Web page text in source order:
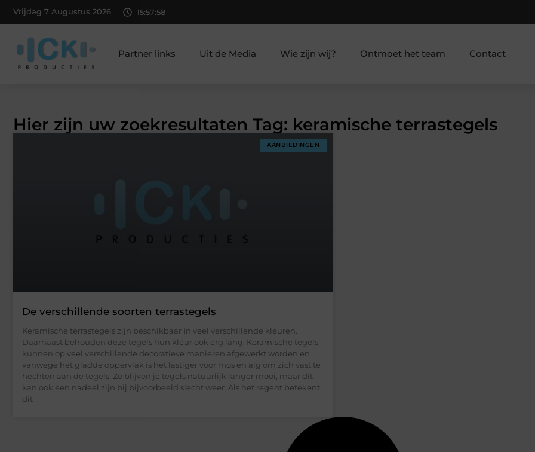
Vrijdag 7 Augustus 2026 15:57:59
Partner links Uit de Media Wie zijn wij? Ontmoet het team Contact
Hier zijn uw zoekresultaten Tag: keramische terrastegels
AANBIEDINGEN
De verschillende soorten terrastegels
Keramische terrastegels zijn beschikbaar in veel verschillende kleuren.
Daarnaast behouden deze tegels hun kleur ook erg lang. Keramische tegels
kunnen op veel verschillende decoratieve manieren afgewerkt worden en
vanwege het gladde oppervlak is het lastiger voor mos en alg om zich vast te
hechten aan de tegels. Zo blijven je tegels natuurlijk langer mooi, maar dit
kan ook een nadeel zijn bij bijvoorbeeld slecht weer. Als het regent betekent
dit